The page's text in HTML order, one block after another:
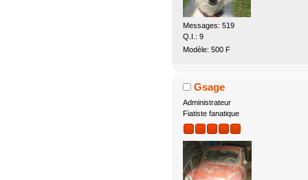
Messages: 519
Q.I.: 9
Modèle: 500 F
Gsage
Administrateur
Fiatiste fanatique